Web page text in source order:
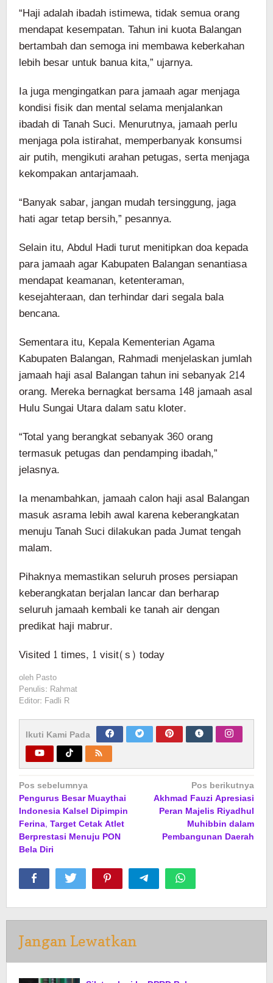
“Haji adalah ibadah istimewa, tidak semua orang
mendapat kesempatan. Tahun ini kuota Balangan
bertambah dan semoga ini membawa keberkahan
lebih besar untuk banua kita,” ujarnya.
Ia juga mengingatkan para jamaah agar menjaga
kondisi fisik dan mental selama menjalankan
ibadah di Tanah Suci. Menurutnya, jamaah perlu
menjaga pola istirahat, memperbanyak konsumsi
air putih, mengikuti arahan petugas, serta menjaga
kekompakan antarjamaah.
“Banyak sabar, jangan mudah tersinggung, jaga
hati agar tetap bersih,” pesannya.
Selain itu, Abdul Hadi turut menitipkan doa kepada
para jamaah agar Kabupaten Balangan senantiasa
mendapat keamanan, ketenteraman,
kesejahteraan, dan terhindar dari segala bala
bencana.
Sementara itu, Kepala Kementerian Agama
Kabupaten Balangan, Rahmadi menjelaskan jumlah
jamaah haji asal Balangan tahun ini sebanyak 214
orang. Mereka bernagkat bersama 148 jamaah asal
Hulu Sungai Utara dalam satu kloter.
“Total yang berangkat sebanyak 360 orang
termasuk petugas dan pendamping ibadah,”
jelasnya.
Ia menambahkan, jamaah calon haji asal Balangan
masuk asrama lebih awal karena keberangkatan
menuju Tanah Suci dilakukan pada Jumat tengah
malam.
Pihaknya memastikan seluruh proses persiapan
keberangkatan berjalan lancar dan berharap
seluruh jamaah kembali ke tanah air dengan
predikat haji mabrur.
Visited 1 times, 1 visit(s) today
oleh Pasto
Penulis: Rahmat
Editor: Fadli R
Ikuti Kami Pada
Navigasi
pos
Pos sebelumnya
Pengurus Besar Muaythai
Indonesia Kalsel Dipimpin
Ferina, Target Cetak Atlet
Berprestasi Menuju PON
Bela Diri
Pos berikutnya
Akhmad Fauzi Apresiasi
Peran Majelis Riyadhul
Muhibbin dalam
Pembangunan Daerah
Jangan Lewatkan